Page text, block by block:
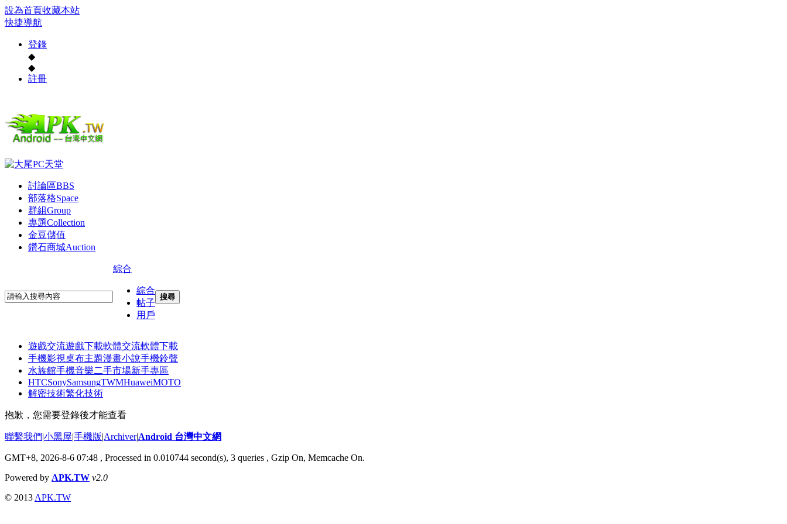
設為首頁收藏本站
快捷導航
登錄
◆
◆
註冊
討論區BBS
部落格Space
群組Group
專題Collection
金豆儲值
鑽石商城Auction
綜合
綜合
帖子
用戶
搜尋
遊戲交流遊戲下載軟體交流軟體下載
手機影視桌布主題漫畫小說手機鈴聲
水族館手機音樂二手市場新手專區
HTCSonySamsungTWMHuaweiMOTO
解密技術繁化技術
抱歉，您需要登錄後才能查看
聯繫我們|小黑屋|手機版|Archiver|Android 台灣中文網
GMT+8, 2026-8-6 07:48 , Processed in 0.010744 second(s), 3 queries , Gzip On, Memcache On.
Powered by APK.TW v2.0
© 2013 APK.TW